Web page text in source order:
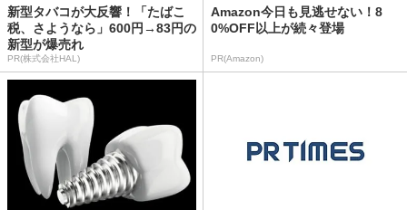
新型タバコが大反響！「たばこ
税、さようなら」600円→83円の
新型が爆売れ
PR(株式会社HAL)
Amazon今日も見逃せない！8
0%OFF以上が続々登場
PR(Amazon)